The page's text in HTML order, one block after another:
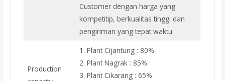
Customer dengan harga yang
kompetitip, berkualitas tinggi dan
pengiriman yang tepat waktu.
Production
1. Plant Cijantung : 80%
2. Plant Nagrak : 85%
3. Plant Cikarang : 65%